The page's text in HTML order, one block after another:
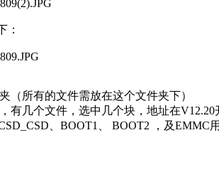
：
（所有的文件需放在这个文件夹下）
有几个文件，选中几个块，地址在
、BOOT1、 BOOT2 ，及EMMC